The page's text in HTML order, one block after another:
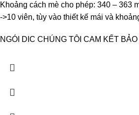
Khoảng cách mè cho phép: 340 – 363
->10 viên, tùy vào thiết kế mái và
NGÓI DIC CHÚNG TÔI CAM KẾT